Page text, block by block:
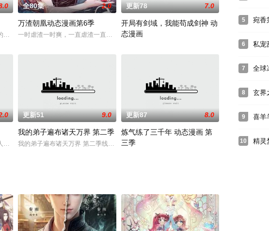
的神秘事件含糊其辞，而一个个谜题却总出现在同学们的身边。洒满阳光的美术教室弥
能力，从此逆天改命，为了守护妹妹变得更强，他开始了对未知世界的探索，逐渐 揭开异次元
全80集 2.0
万渣朝凰动态漫画第6季
一时虐渣一时爽，一直虐渣一直爽！女主苏绿夏绑定女配逆袭系统，穿越千万小世界，花
更新78 7.0
开局有剑域，我能苟成剑神 动
态漫画
张凡来到异界，好不容易成为修士，却遭人陷害修
天重生，修禁忌神功，造逆天神脉，扫八荒六合，这一世战个痛快！这一世随心所欲！这
大叛徒的儿子该怎么办！白墨在圣玄宗入门弟子考核时觉醒顿悟系统，只要被人嫉妒就能获得
更新51 9.0
我的弟子遍布诸天万界 第二季
我的弟子遍布诸天万界 第二季线上看,海外在线视频我的弟子遍布诸天万界 第二季在线看,
更新87 8.0
炼气练了三千年 动态漫画 第
三季
5 宛香
6 私宠
7 全球
8 玄界
9 喜羊
10 精灵